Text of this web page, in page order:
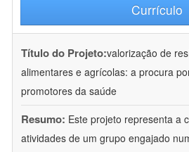
Currículo
Título do Projeto:valorização de
alimentares e agrícolas: a procura
promotores da saúde
Resumo: Este projeto representa a
atividades de um grupo engajado